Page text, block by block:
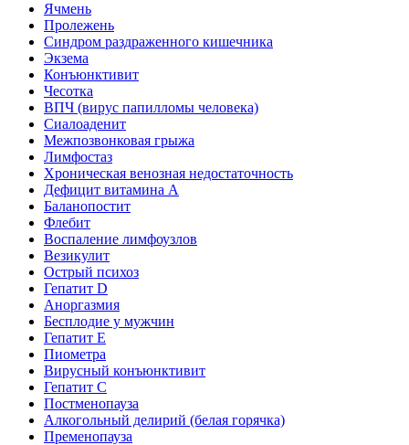
Ячмень
Пролежень
Синдром раздраженного кишечника
Экзема
Конъюнктивит
Чесотка
ВПЧ (вирус папилломы человека)
Сиалоаденит
Межпозвонковая грыжа
Лимфостаз
Хроническая венозная недостаточность
Дефицит витамина А
Баланопостит
Флебит
Воспаление лимфоузлов
Везикулит
Острый психоз
Гепатит D
Аноргазмия
Бесплодие у мужчин
Гепатит E
Пиометра
Вирусный конъюнктивит
Гепатит C
Постменопауза
Алкогольный делирий (белая горячка)
Пременопауза